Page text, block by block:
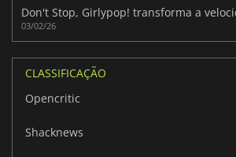
03/02/26
CLASSIFICAÇÃO
Opencritic
Shacknews